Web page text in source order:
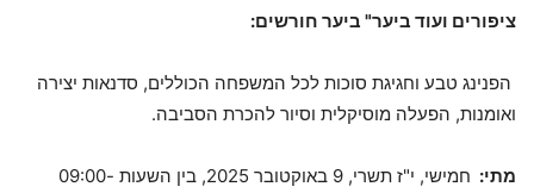
ציפורים ועוד ביער" ביער חורשים:
הפנינג טבע וחגיגת סוכות לכל המשפחה הכוללים, סדנאות יצירה
ואומנות, הפעלה מוסיקלית וסיור להכרת הסביבה.
מתי:
חמישי, י"ז תשרי, 9 באוקטובר 2025, בין השעות 09:00-